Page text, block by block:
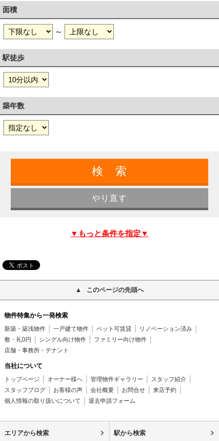
面積
～
駅徒歩
築年数
▼もっと条件を指定▼
このページの先頭へ
物件特集から一発検索
新築・築浅物件 一戸建て物件 ペット可賃貸
リノベーション済み
敷・礼0円
シングル向け物件
ファミリー向け物件
店舗・事務所・テナント
当社について
トップページ オーナー様へ 管理物件ギャラリー
スタッフ紹介
スタッフブログ
お客様の声 会社概要 お問合せ
来店予約
個人情報の取り扱いについて
退去申請フォーム
エリアから検索 駅から検索